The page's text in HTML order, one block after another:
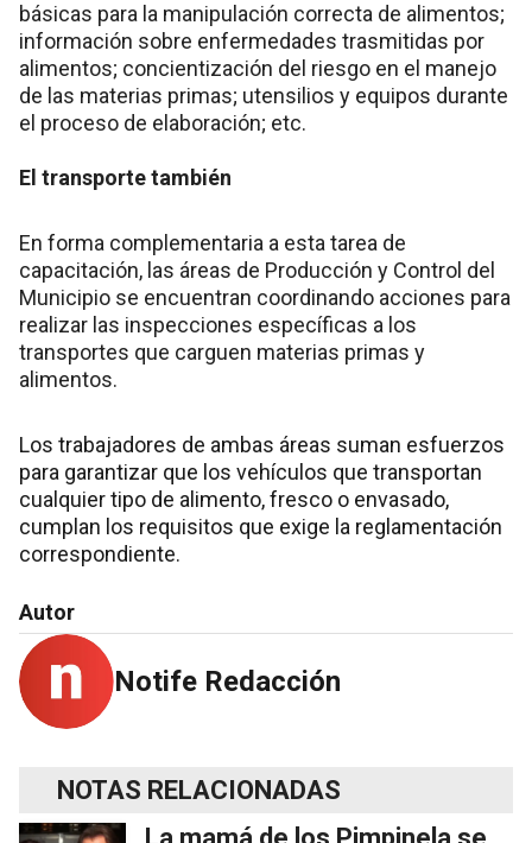
básicas para la manipulación correcta de alimentos;
información sobre enfermedades trasmitidas por
alimentos; concientización del riesgo en el manejo
de las materias primas; utensilios y equipos durante
el proceso de elaboración; etc.
El transporte también
En forma complementaria a esta tarea de
capacitación, las áreas de Producción y Control del
Municipio se encuentran coordinando acciones para
realizar las inspecciones específicas a los
transportes que carguen materias primas y
alimentos.
Los trabajadores de ambas áreas suman esfuerzos
para garantizar que los vehículos que transportan
cualquier tipo de alimento, fresco o envasado,
cumplan los requisitos que exige la reglamentación
correspondiente.
Autor
Notife Redacción
NOTAS RELACIONADAS